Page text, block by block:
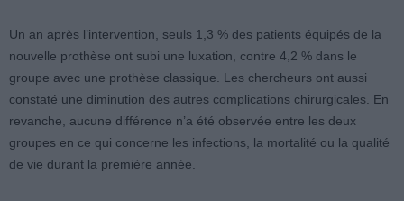
Un an après l’intervention, seuls 1,3 % des patients équipés de la
nouvelle prothèse ont subi une luxation, contre 4,2 % dans le
groupe avec une prothèse classique. Les chercheurs ont aussi
constaté une diminution des autres complications chirurgicales. En
revanche, aucune différence n’a été observée entre les deux
groupes en ce qui concerne les infections, la mortalité ou la qualité
de vie durant la première année.